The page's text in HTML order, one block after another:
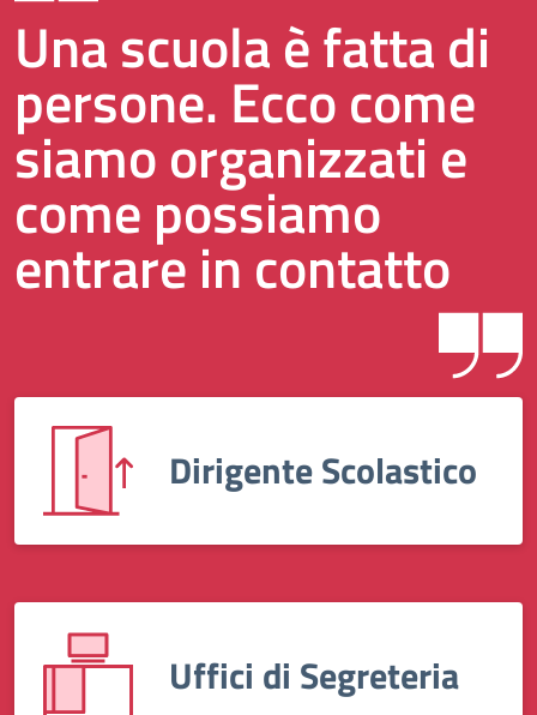
Una scuola è fatta di
persone. Ecco come
siamo organizzati e
come possiamo
entrare in contatto
Dirigente Scolastico
Uffici di Segreteria